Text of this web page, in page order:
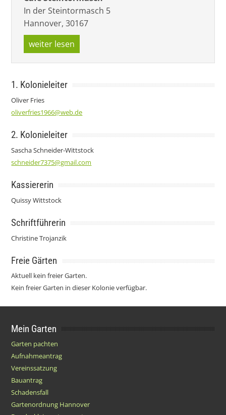
In der Steintormasch 5
Hannover,30167
weiter lesen
1. Kolonieleiter
Oliver Fries
oliverfries1966@web.de
2. Kolonieleiter
Sascha Schneider-Wittstock
schneider7375@gmail.com
Kassiererin
Quissy Wittstock
Schriftführerin
Christine Trojanzik
Freie Gärten
Aktuell kein freier Garten.
Kein freier Garten in dieser Kolonie verfügbar.
Mein Garten
Garten pachten
Aufnahmeantrag
Vereinssatzung
Bauantrag
Schadensfall
Gartenordnung Hannover